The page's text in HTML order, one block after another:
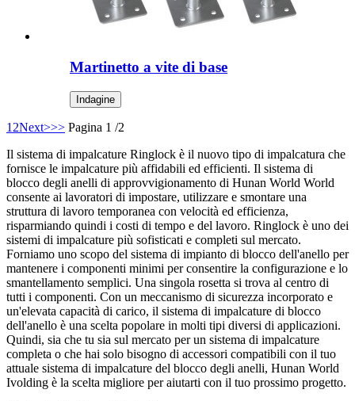
Martinetto a vite di base
Indagine
1 2Next>>> Pagina 1 /2
Il sistema di impalcature Ringlock è il nuovo tipo di impalcatura che
fornisce le impalcature più affidabili ed efficienti. Il sistema di
blocco degli anelli di approvvigionamento di Hunan World World
consente ai lavoratori di impostare, utilizzare e smontare una
struttura di lavoro temporanea con velocità ed efficienza,
risparmiando quindi i costi di tempo e del lavoro. Ringlock è uno dei
sistemi di impalcature più sofisticati e completi sul mercato.
Forniamo uno scopo del sistema di impianto di blocco dell'anello per
mantenere i componenti minimi per consentire la configurazione e lo
smantellamento semplici. Una singola rosetta si trova al centro di
tutti i componenti. Con un meccanismo di sicurezza incorporato e
un'elevata capacità di carico, il sistema di impalcature di blocco
dell'anello è una scelta popolare in molti tipi diversi di applicazioni.
Quindi, sia che tu sia sul mercato per un sistema di impalcature
completa o che hai solo bisogno di accessori compatibili con il tuo
attuale sistema di impalcature del blocco degli anelli, Hunan World
Ivolding è la scelta migliore per aiutarti con il tuo prossimo progetto.